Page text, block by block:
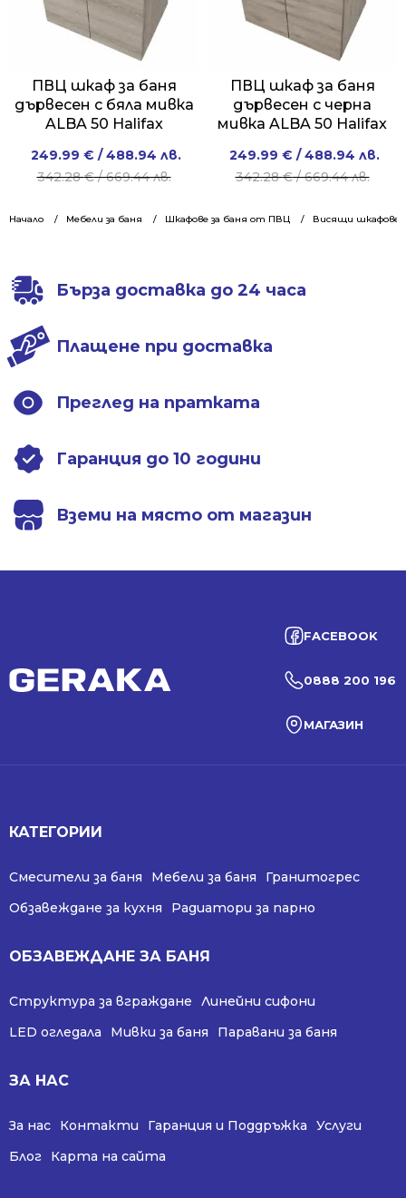
Начало Мебели за баня Шкафове за баня от ПВЦ Висящи шкафове
ПВЦ шкаф за баня
дървесен с бяла мивка
ALBA 50 Halifax
342.28€/ 669.44 лв.
Original
price
342.28 €
249.99 € / 488.94 лв.
Current
price
249.99 €
ПВЦ шкаф за баня
дървесен с черна
мивка ALBA 50 Halifax
342.28€/ 669.44 лв.
Original
price
342.28 €
249.99 € / 488.94 лв.
Current
price
249.99 €
Бърза доставка до 24 часа
Плащене при доставка
Преглед на пратката
Гаранция до 10 години
Вземи на място от магазин
FACEBOOK
0888 200 196
МАГАЗИН
КАТЕГОРИИ
Смесители за баня Мебели за баня
Гранитогрес
Обзавеждане за кухня
Радиатори за парно
ОБЗАВЕЖДАНЕ ЗА БАНЯ
Структура за вграждане
Линейни сифони
LED огледала
Мивки за баня Паравани за баня
ЗА НАС
За нас Контакти Гаранция и Поддръжка
Услуги
Блог
Карта на сайта